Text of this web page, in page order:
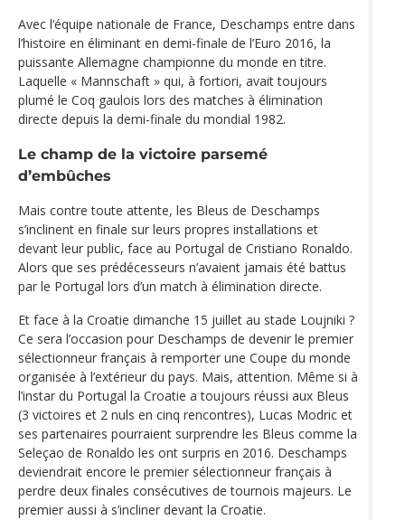
Avec l‘équipe nationale de France, Deschamps entre dans
l’histoire en éliminant en demi-finale de l’Euro 2016, la
puissante Allemagne championne du monde en titre.
Laquelle « Mannschaft » qui, à fortiori, avait toujours
plumé le Coq gaulois lors des matches à élimination
directe depuis la demi-finale du mondial 1982.
Le champ de la victoire parsemé
d’embûches
Mais contre toute attente, les Bleus de Deschamps
s’inclinent en finale sur leurs propres installations et
devant leur public, face au Portugal de Cristiano Ronaldo.
Alors que ses prédécesseurs n’avaient jamais été battus
par le Portugal lors d’un match à élimination directe.
Et face à la Croatie dimanche 15 juillet au stade Loujniki ?
Ce sera l’occasion pour Deschamps de devenir le premier
sélectionneur français à remporter une Coupe du monde
organisée à l’extérieur du pays. Mais, attention. Même si à
l’instar du Portugal la Croatie a toujours réussi aux Bleus
(3 victoires et 2 nuls en cinq rencontres), Lucas Modric et
ses partenaires pourraient surprendre les Bleus comme la
Seleçao de Ronaldo les ont surpris en 2016. Deschamps
deviendrait encore le premier sélectionneur français à
perdre deux finales consécutives de tournois majeurs. Le
premier aussi à s’incliner devant la Croatie.